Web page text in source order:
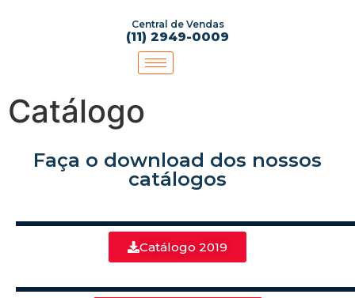
Central de Vendas
(11) 2949-0009
Catálogo
Faça o download dos nossos
catálogos
Catálogo 2019